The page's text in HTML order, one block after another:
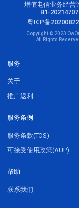
增值电信业务经营
B1-20214707
粤ICP备
Copyright © 2023
All Rights
服务
关于
推广返利
服务条例
服务条款(TOS)
可接受使用政策(AUP)
帮助
联系我们